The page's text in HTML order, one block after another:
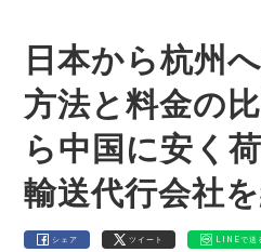
日本から杭州
方法と料金の
ら中国に安く
輸送代行会社を
シェア ツイート LINEで送